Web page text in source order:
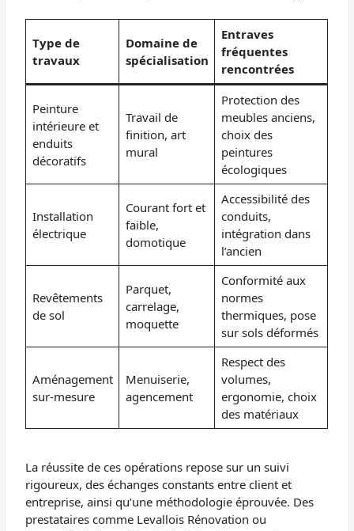
Type de
travaux
Domaine de
spécialisation
Entraves
fréquentes
rencontrées
Peinture
intérieure et
enduits
décoratifs
Travail de
finition, art
mural
Protection des
meubles anciens,
choix des
peintures
écologiques
Installation
électrique
Courant fort et
faible,
domotique
Accessibilité des
conduits,
intégration dans
l’ancien
Revêtements
de sol
Parquet,
carrelage,
moquette
Conformité aux
normes
thermiques, pose
sur sols déformés
Aménagement
sur-mesure
Menuiserie,
agencement
Respect des
volumes,
ergonomie, choix
des matériaux
La réussite de ces opérations repose sur un suivi
rigoureux, des échanges constants entre client et
entreprise, ainsi qu’une méthodologie éprouvée. Des
prestataires comme Levallois Rénovation ou